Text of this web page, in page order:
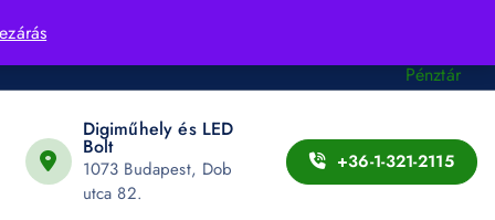
Pénztár
Digiműhely és LED
Bolt
1073 Budapest, Dob
utca 82.
+36-1-321-2115